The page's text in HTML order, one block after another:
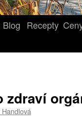
Blog Recepty
zdraví